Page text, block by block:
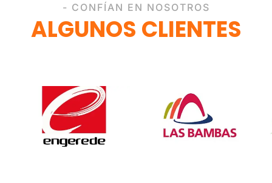
- CONFÍAN EN NOSOTROS
ALGUNOS CLIENTES